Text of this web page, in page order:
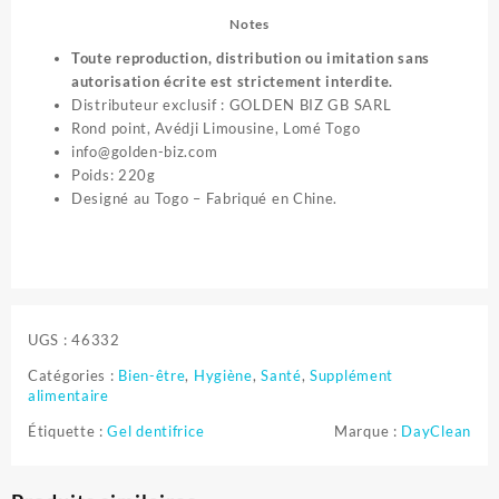
Notes
Toute reproduction, distribution ou imitation sans
autorisation écrite est strictement interdite.
Distributeur exclusif : GOLDEN BIZ GB SARL
Rond point, Avédji Limousine, Lomé Togo
info@golden-biz.com
Poids: 220g
Designé au Togo – Fabriqué en Chine.
UGS :46332
Catégories : Bien-être, Hygiène,Santé,Supplément
alimentaire
Étiquette :Gel dentifrice Marque : DayClean